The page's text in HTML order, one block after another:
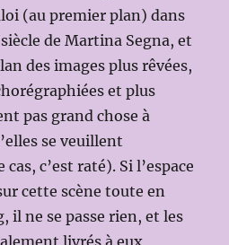
(au premier plan) dans
de Martina Segna, et
des images plus rêvées,
et plus
pas grand chose à
se veuillent
c’est raté). Si l’espace
cette scène toute en
il ne se passe rien, et les
livrés à eux